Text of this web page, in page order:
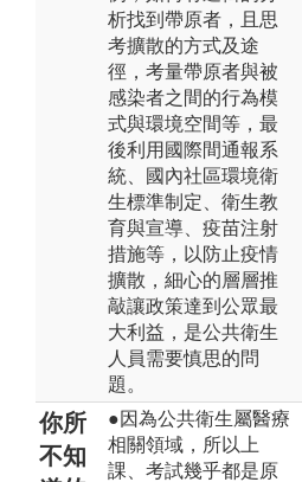
析找到帶原者，且思
考擴散的方式及途
徑，考量帶原者與被
感染者之間的行為模
式與環境空間等，最
後利用國際間通報系
統、國內社區環境衛
生標準制定、衛生教
育與宣導、疫苗注射
措施等，以防止疫情
擴散，細心的層層推
敲讓政策達到公眾最
大利益，是公共衛生
人員需要慎思的問
題。
你所
不知
●因為公共衛生屬醫療
相關領域，所以上
課、考試幾乎都是原